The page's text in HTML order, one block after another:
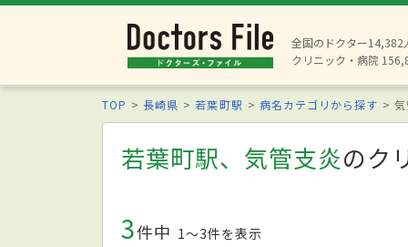
全国のドクター14,382
クリニック・病院
TOP 長崎県 若葉町駅 病名カテゴリから探す
若葉町駅、気管支炎のク
3件中 1〜3件を表示